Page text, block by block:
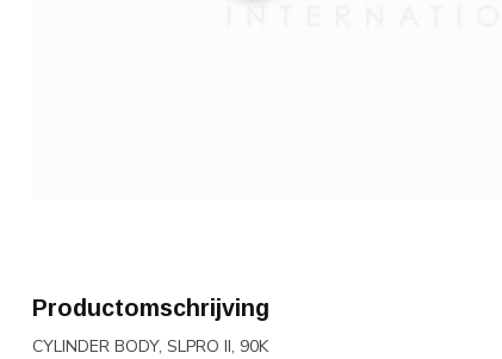
Productomschrijving
CYLINDER BODY, SLPRO II, 90K